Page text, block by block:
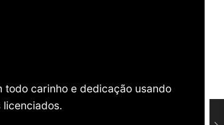
carinho e dedicação usando
licenciados.